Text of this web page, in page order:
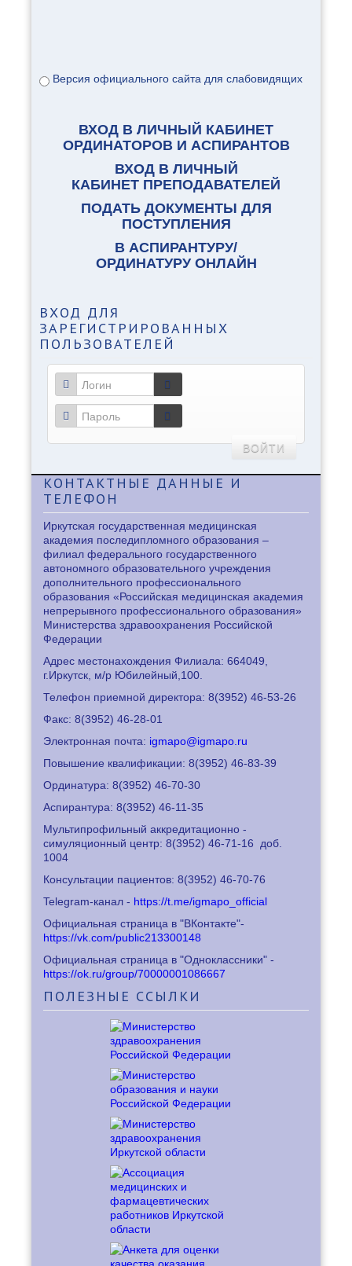
Версия официального сайта для слабовидящих
ВХОД В ЛИЧНЫЙ КАБИНЕТ
ОРДИНАТОРОВ И АСПИРАНТОВ
ВХОД В ЛИЧНЫЙ
КАБИНЕТ ПРЕПОДАВАТЕЛЕЙ
ПОДАТЬ ДОКУМЕНТЫ ДЛЯ
ПОСТУПЛЕНИЯ
В АСПИРАНТУРУ/
ОРДИНАТУРУ ОНЛАЙН
ВХОД ДЛЯ
ЗАРЕГИСТРИРОВАННЫХ
ПОЛЬЗОВАТЕЛЕЙ
ВОЙТИ
КОНТАКТНЫЕ ДАННЫЕ И
ТЕЛЕФОН
Иркутская государственная медицинская
академия последипломного образования –
филиал федерального государственного
автономного образовательного учреждения
дополнительного профессионального
образования «Российская медицинская академия
непрерывного профессионального образования»
Министерства здравоохранения Российской
Федерации
Адрес местонахождения Филиала: 664049,
г.Иркутск, м/р Юбилейный,100.
Телефон приемной директора: 8(3952) 46-53-26
Факс: 8(3952) 46-28-01
Электронная почта: igmapo@igmapo.ru
Повышение квалификации: 8(3952) 46-83-39
Ординатура: 8(3952) 46-70-30
Аспирантура: 8(3952) 46-11-35
Мультипрофильный аккредитационно -
симуляционный центр: 8(3952) 46-71-16
доб.
1004
Консультации пациентов: 8(3952) 46-70-76
Telegram-канал - https://t.me/igmapo_official
Официальная страница в "ВКонтакте"-
https://vk.com/public213300148
Официальная страница в "Одноклассники" -
https://ok.ru/group/70000001086667
ПОЛЕЗНЫЕ ССЫЛКИ